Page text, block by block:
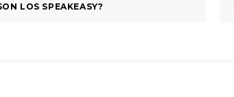
LOS SPEAKEASY?